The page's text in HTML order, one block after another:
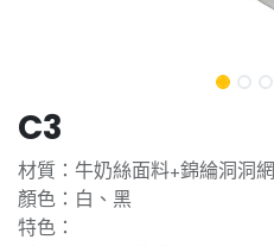
C3
材質：牛奶絲面料+錦綸洞洞網
顏色：白、黑
特色：